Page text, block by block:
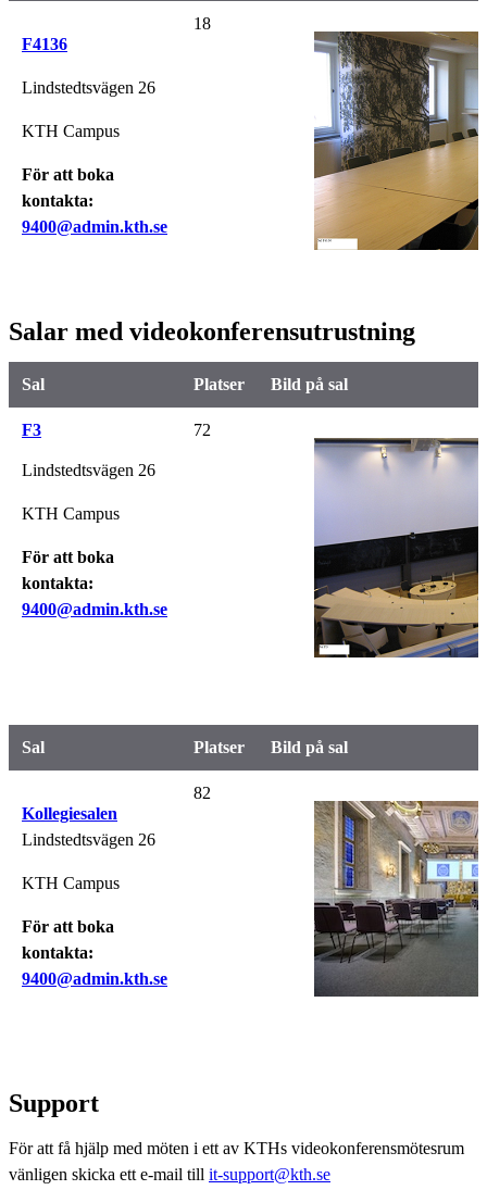
F4136
Lindstedtsvägen 26
KTH Campus
För att boka
kontakta:
9400@admin.kth.se
18
Salar med videokonferensutrustning
Sal Platser Bild på sal
F3
Lindstedtsvägen 26
KTH Campus
För att boka
kontakta:
9400@admin.kth.se
72
Sal Platser Bild på sal
Kollegiesalen
Lindstedtsvägen 26
KTH Campus
För att boka
kontakta:
9400@admin.kth.se
82
Support
För att få hjälp med möten i ett av KTHs videokonferensmötesrum
vänligen skicka ett e-mail till it-support@kth.se